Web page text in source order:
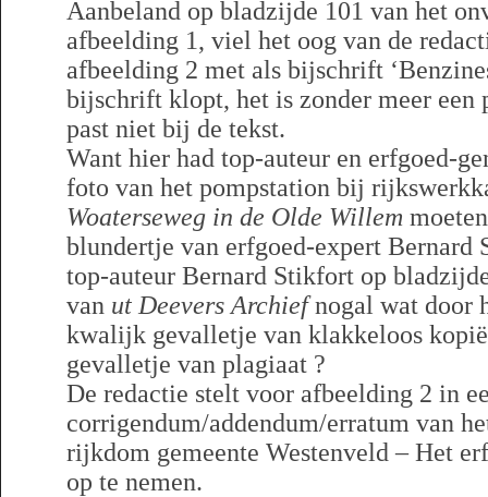
Aanbeland op bladzijde 101 van het
afbeelding 1, viel het oog van de
afbeelding 2 met als bijschrift
bijschrift klopt, het is zonder meer een
past niet bij de tekst.
Want hier had top-auteur en erfgoed-
foto van het pompstation bij
Woaterseweg in de Olde Willem
blundertje van erfgoed-expert Bernard
top-auteur Bernard Stikfort op
van ut Deevers Archiefnogal wat door
kwalijk gevalletje van klakkeloos
gevalletje van plagiaat ?
De redactie stelt voor afbeelding 2 in
corrigendum/addendum/erratum van
rijkdom gemeente Westenveld – Het
op te nemen.